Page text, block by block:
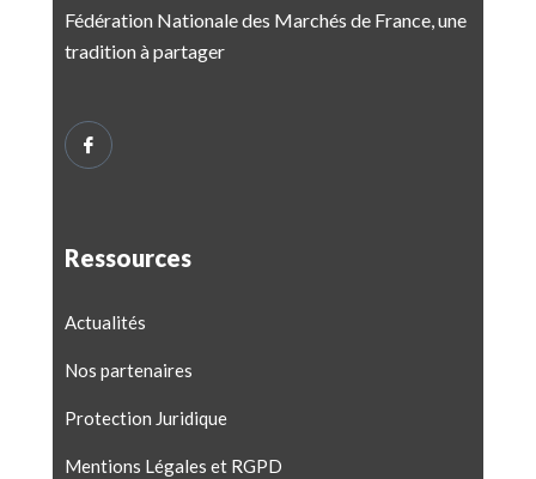
Fédération Nationale des Marchés de France, une
tradition à partager
Ressources
Actualités
Nos partenaires
Protection Juridique
Mentions Légales et RGPD